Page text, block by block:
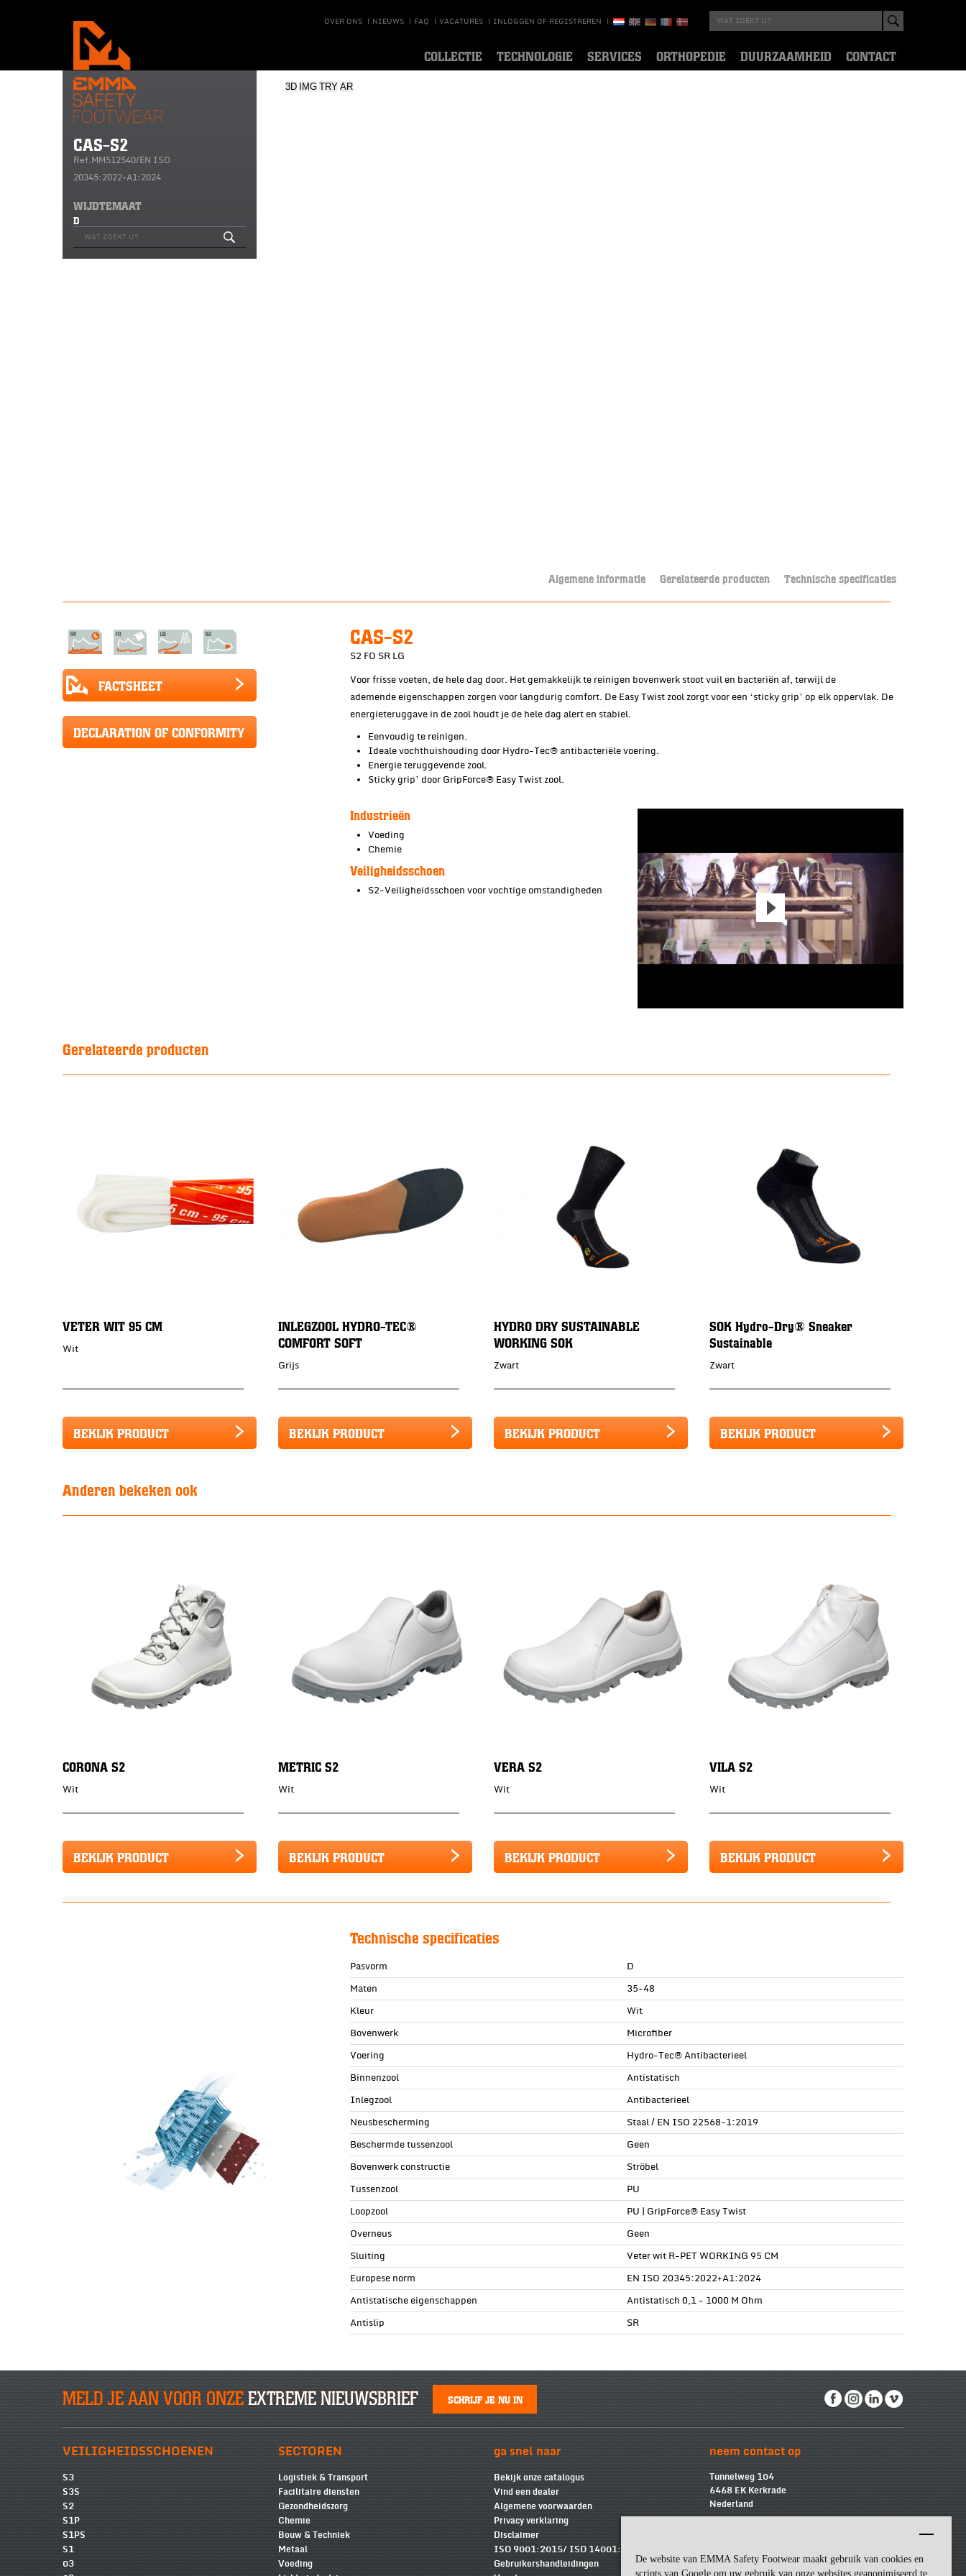
De website van EMMA Safety Footwear maakt gebruik van cookies en
scripts van Google om uw gebruik van onze websites geanonimiseerd te
OVER ONS | NIEUWS | FAQ | VACATURES | INLOGGEN OF REGISTREREN |
COLLECTIE TECHNOLOGIE SERVICES ORTHOPEDIE DUURZAAMHEID CONTACT
CAS-S2
Ref.MM512540/EN ISO
20345:2022+A1:2024
WIJDTEMAAT
D
3D IMG TRY AR
Algemene informatie Gerelateerde producten Technische specificaties
FACTSHEET
DECLARATION OF CONFORMITY
CAS-S2
S2 FO SR LG
Voor frisse voeten, de hele dag door. Het gemakkelijk te reinigen bovenwerk stoot vuil en bacteriën af, terwijl de
ademende eigenschappen zorgen voor langdurig comfort. De Easy Twist zool zorgt voor een ‘sticky grip’ op elk oppervlak. De
energieteruggave in de zool houdt je de hele dag alert en stabiel.
Eenvoudig te reinigen.
Ideale vochthuishouding door Hydro-Tec® antibacteriële voering.
Energie teruggevende zool.
Sticky grip’ door GripForce® Easy Twist zool.
Industrieën
Voeding
Chemie
Veiligheidsschoen
S2-Veiligheidsschoen voor vochtige omstandigheden
Gerelateerde producten
VETER WIT 95 CM
Wit
BEKIJK PRODUCT
INLEGZOOL HYDRO-TEC®
COMFORT SOFT
Grijs
BEKIJK PRODUCT
HYDRO DRY SUSTAINABLE
WORKING SOK
Zwart
BEKIJK PRODUCT
SOK Hydro-Dry® Sneaker
Sustainable
Zwart
BEKIJK PRODUCT
Anderen bekeken ook
CORONA S2
Wit
BEKIJK PRODUCT
METRIC S2
Wit
BEKIJK PRODUCT
VERA S2
Wit
BEKIJK PRODUCT
VILA S2
Wit
BEKIJK PRODUCT
Technische specificaties
Pasvorm
D
Maten
35-48
Kleur
Wit
Bovenwerk
Microfiber
Voering
Hydro-Tec® Antibacterieel
Binnenzool
Antistatisch
Inlegzool
Antibacterieel
Neusbescherming
Staal / EN ISO 22568-1:2019
Beschermde tussenzool
Geen
Bovenwerk constructie
Ströbel
Tussenzool
PU
Loopzool
PU | GripForce® Easy Twist
Overneus
Geen
Sluiting
Veter wit R-PET WORKING 95 CM
Europese norm
EN ISO 20345:2022+A1:2024
Antistatische eigenschappen
Antistatisch 0,1 - 1000 M Ohm
Antislip
SR
MELD JE AAN VOOR ONZEEXTREME NIEUWSBRIEF SCHRIJF JE NU IN
VEILIGHEIDSSCHOENEN
S3
S3S
S2
S1P
S1PS
S1
03
SECTOREN
Logistiek & Transport
Facilitaire diensten
Gezondheidszorg
Chemie
Bouw & Techniek
Metaal
Voeding
ga snel naar
Bekijk onze catalogus
Vind een dealer
Algemene voorwaarden
Privacy verklaring
Disclaimer
ISO 9001:2015/ ISO 14001:2015
Gebruikershandleidingen
neem contact op
Tunnelweg 104
6468 EK Kerkrade
Nederland
Emma Safety Footwear BV
BTW -nummer: NL852463509B01